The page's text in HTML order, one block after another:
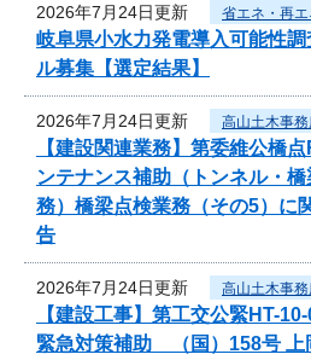
2026年7月24日更新 省エネ・再
岐阜県小水力発電導入可能性
ル募集【選定結果】
2026年7月24日更新 高山土木事
【建設関連業務】第委維公橋
ンテナンス補助（トンネル・
務）橋梁点検業務（その5）に
告
2026年7月24日更新 高山土木事
【建設工事】第工交公緊HT-
緊急対策補助 （国）158号 上